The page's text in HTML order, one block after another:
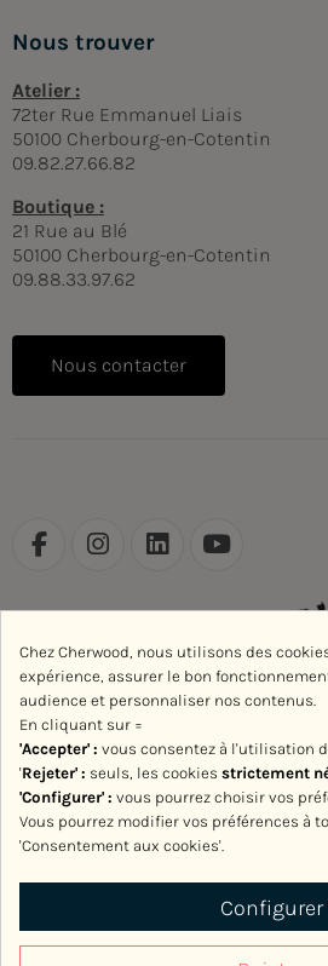
Nous trouver
Atelier :
72ter Rue Emmanuel Liais
50100 Cherbourg-en-Cotentin
09.82.27.66.82
Boutique :
21 Rue au Blé
50100 Cherbourg-en-Cotentin
09.88.33.97.62
Nous contacter
Chez Cherwood, nous utilisons des
expérience, assurer le bon
audience et personnaliser nos contenus.
En cliquant sur =
'Accepter' : vous consentez à l'utilisation
'Rejeter' : seuls, les cookies strictement
'Configurer' : vous pourrez choisir vos
Vous pourrez modifier vos préférences à
'Consentement aux cookies'.
Configurer